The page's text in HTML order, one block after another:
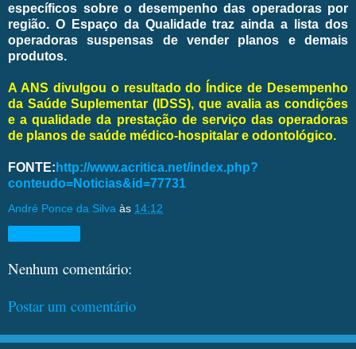
específicos sobre o desempenho das operadoras por
região. O Espaço da Qualidade traz ainda a lista dos
operadoras suspensas de vender planos e demais
produtos.
A ANS divulgou o resultado do Índice de Desempenho
da Saúde Suplementar (IDSS), que avalia as condições
e a qualidade da prestação de serviço das operadoras
de planos de saúde médico-hospitalar e odontológico.
FONTE: http://www.acritica.net/index.php?
conteudo=Noticias&id=77731
André Ponce da Silva às 14:12
Nenhum comentário:
Postar um comentário